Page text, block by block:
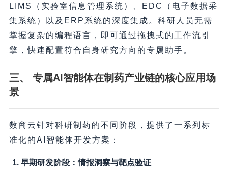
LIMS（实验室信息管理系统）、EDC（电子数据采
集系统）以及ERP系统的深度集成。科研人员无需
掌握复杂的编程语言，即可通过拖拽式的工作流引
擎，快速配置符合自身研究方向的专属助手。
三、 专属AI智能体在制药产业链的核心应用场
景
数商云针对科研制药的不同阶段，提供了一系列标
准化的AI智能体开发方案：
1. 早期研发阶段：情报洞察与靶点验证